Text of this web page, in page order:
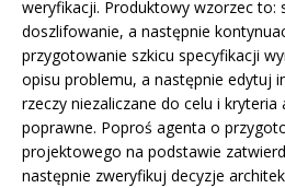
weryfikacji. Produktowy wzorzec to:
doszlifowanie, a następnie
przygotowanie szkicu specyfikacji
opisu problemu, a następnie edytuj
rzeczy niezaliczane do celu i kryteria
poprawne. Poproś agenta o
projektowego na podstawie
następnie zweryfikuj decyzje